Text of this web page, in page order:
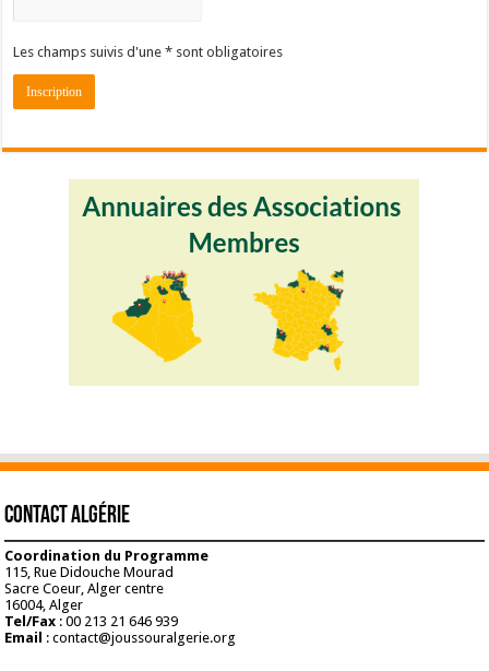
Les champs suivis d'une * sont obligatoires
Contact Algérie
Coordination du Programme
115, Rue Didouche Mourad
Sacre Coeur, Alger centre
16004, Alger
Tel/Fax : 00 213 21 646 939
Email : contact@joussouralgerie.org